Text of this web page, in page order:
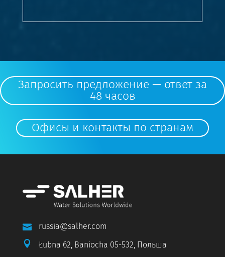
Запросить предложение — ответ за
48 часов
Офисы и контакты по странам
 russia@salher.com
 Łubna 62, Baniocha 05-532, Польша